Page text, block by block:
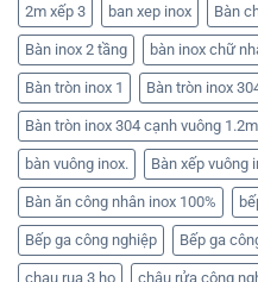
2m xếp 3 ban xep inox Bàn
Bàn inox 2 tầng bàn inox chữ
Bàn tròn inox 1 Bàn tròn inox
Bàn tròn inox 304 cạnh vuông 1.2m
bàn vuông inox. Bàn xếp vuông
Bàn ăn công nhân inox 100%
Bếp ga công nghiệp Bếp ga
chau rua 3 ho chậu rửa công